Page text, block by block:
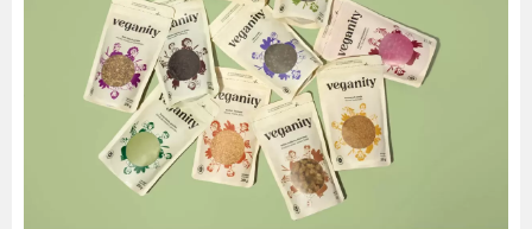
不仅与健康产品一起出现在货架上，而且按类别出现在普通货
架上。这将使健康生活方式的鉴赏家和刚刚开始健康营养之路
的人熟悉该品牌。 在Ohmybrand中，我们分析了受众，并确
定了正确构建品牌可能会影响感知的主要障碍：健康食品不可
能美味，很难准备和理解，它不起作用，而且很可能，关于它
的好处的话都是谎言和“营销”。 非专业人士应该更容易“进
入”健康饮食 消费者应该一目了然地了解特定产品的好处以及